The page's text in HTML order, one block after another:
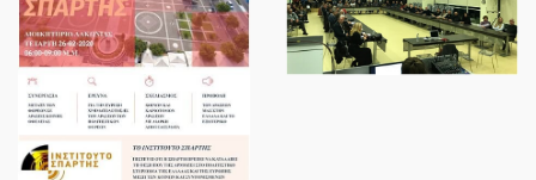
E-JOURNAL